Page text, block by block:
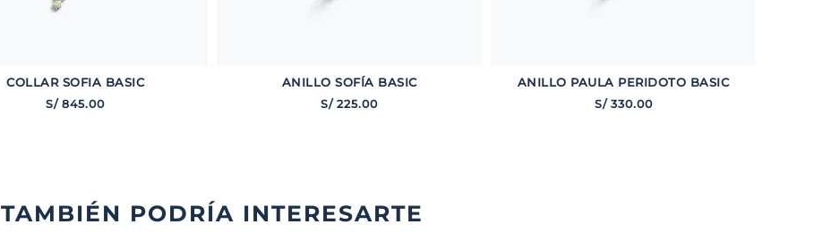
COLLAR SOFIA BASIC
S/ 845.00
ANILLO SOFÍA BASIC
S/ 225.00
ANILLO PAULA PERIDOTO BASIC
S/ 330.00
TAMBIÉN PODRÍA INTERESARTE